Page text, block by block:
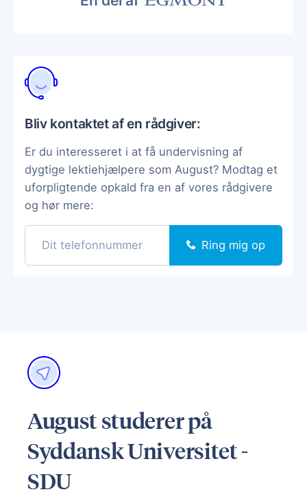
Bliv kontaktet af en rådgiver:
Er du interesseret i at få undervisning af
dygtige lektiehjælpere som August? Modtag et
uforpligtende opkald fra en af vores rådgivere
og hør mere:
Ring mig op
August studerer på
Syddansk Universitet -
SDU